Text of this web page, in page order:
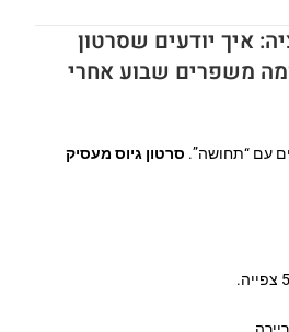
איך יודעים שסרטון
משפרים שבוע אחרי
עם “תחושה”. סרטון גיוס מעסיק